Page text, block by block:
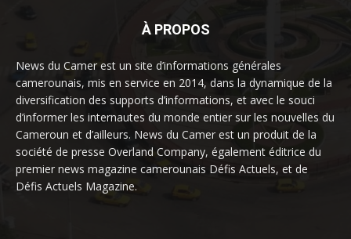
À PROPOS
News du Camer est un site d’informations générales
camerounais, mis en service en 2014, dans la dynamique de la
diversification des supports d’informations, et avec le souci
d’informer les internautes du monde entier sur les nouvelles du
Cameroun et d’ailleurs. News du Camer est un produit de la
société de presse Overland Company, également éditrice du
premier news magazine camerounais Défis Actuels, et de
Défis Actuels Magazine.